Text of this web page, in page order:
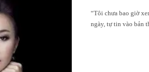
“Tôi chưa bao giờ
ngày, tự tin vào bản